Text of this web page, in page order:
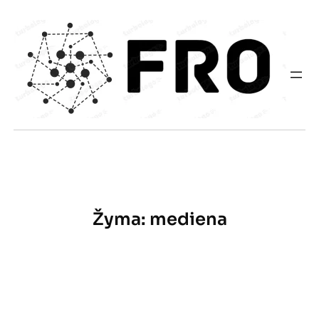
turinio
Žyma: mediena